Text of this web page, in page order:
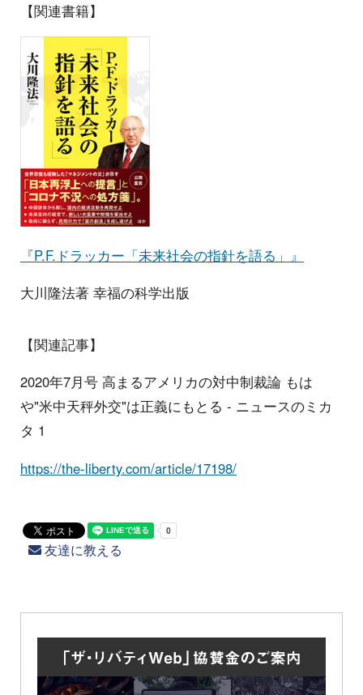
【関連書籍】
『P.F.ドラッカー「未来社会の指針を語る」』
大川隆法著 幸福の科学出版
【関連記事】
2020年7月号 高まるアメリカの対中制裁論 もは
や"米中天秤外交"は正義にもとる - ニュースのミカ
タ 1
https://the-liberty.com/article/17198/
友達に教える